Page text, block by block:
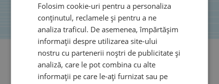
Folosim cookie-uri pentru a personaliza
conținutul, reclamele și pentru a ne
analiza traficul. De asemenea, împărtășim
informații despre utilizarea site-ului
nostru cu partenerii noștri de publicitate și
analiză, care le pot combina cu alte
informații pe care le-ați furnizat sau pe